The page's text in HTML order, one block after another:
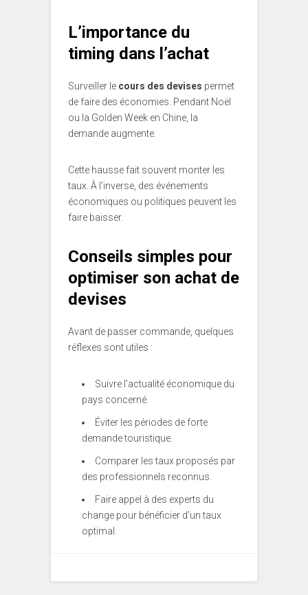
L’importance du
timing dans l’achat
Surveiller le cours des devises permet
de faire des économies. Pendant Noël
ou la Golden Week en Chine, la
demande augmente.
Cette hausse fait souvent monter les
taux. À l’inverse, des événements
économiques ou politiques peuvent les
faire baisser.
Conseils simples pour
optimiser son achat de
devises
Avant de passer commande, quelques
réflexes sont utiles :
Suivre l’actualité économique du
pays concerné.
Éviter les périodes de forte
demande touristique.
Comparer les taux proposés par
des professionnels reconnus.
Faire appel à des experts du
change pour bénéficier d’un taux
optimal.